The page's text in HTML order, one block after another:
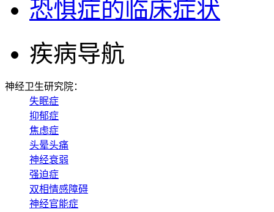
恐惧症的临床症状
疾病导航
神经卫生研究院：
失眠症
抑郁症
焦虑症
头晕头痛
神经衰弱
强迫症
双相情感障碍
神经官能症